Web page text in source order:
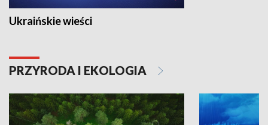
Ukraińskie wieści
PRZYRODA I EKOLOGIA